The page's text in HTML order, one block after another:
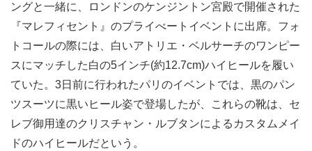
ングと一緒に、ロンドンのケンジントン宮殿で開催された
『マレフィセント』のプライべートイベントに出席。フォ
トコールの際には、白いアトリエ・ベルサーチのワンピー
スにマッチした白の5インチ(約12.7cm)ハイヒールを履い
ていた。3日前に行われたパリのイベントでは、黒のパン
ツスーツに黒いヒール姿で登場したが、これらの靴は、セ
レブ御用達のクリスチャン・ルブタンによるカスタムメイ
ドのハイヒールだという。